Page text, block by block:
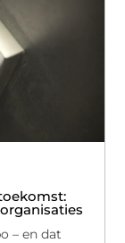
– en dat